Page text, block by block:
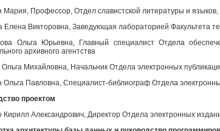
Мария, Профессор, Отдел славистской литературы и языков,
Елена Викторовна, Заведующая лабораторией Факультета
Ольга Юрьевна, Главный специалист Отдела
архивного агентства
Михайловна, Начальник Отдела электронных
Павловна, Специалист-библиограф Отдела
проектом
Кирилл Александрович, Директор Отдела электронных